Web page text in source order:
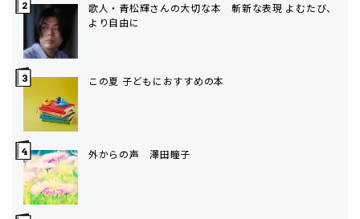
歌人・青松輝さんの大切な本 斬新な表現 よむたび、
より自由に
この夏 子どもにおすすめの本
外からの声 澤田瞳子